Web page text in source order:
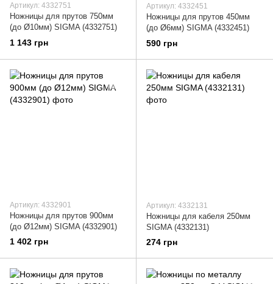
Артикул: 4332751
Ножницы для прутов 750мм
(до Ø10мм) SIGMA (4332751)
1 143 грн
Артикул: 4332451
Ножницы для прутов 450мм
(до Ø6мм) SIGMA (4332451)
590 грн
Артикул: 4332901
Ножницы для прутов 900мм
(до Ø12мм) SIGMA (4332901)
1 402 грн
Артикул: 4332131
Ножницы для кабеля 250мм
SIGMA (4332131)
274 грн